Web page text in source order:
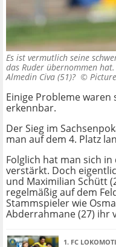
Es ist vermutlich seine
das Ruder übernommen
Almedin Civa (51)? ©
Einige Probleme
erkennbar.
Der Sieg im
man auf dem 4. Platz
Folglich hat man sich
verstärkt. Doch
und Maximilian Schütt
regelmäßig auf dem
Stammspieler wie
Abderrahmane (27) ihr
1. FC